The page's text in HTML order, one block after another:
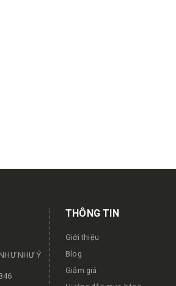
NHƯ Ý
THÔNG TIN
Giới thiệu
Blog
Giảm giá